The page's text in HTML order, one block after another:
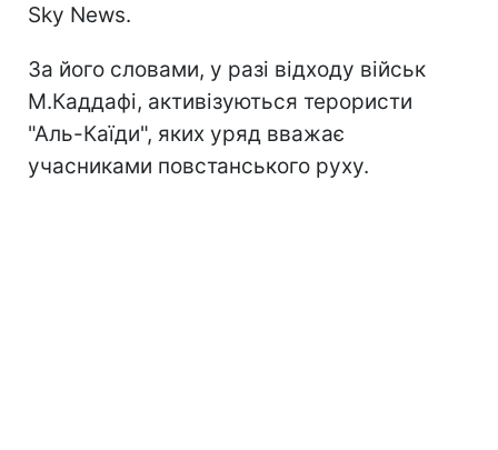
Sky News.
За його словами, у разі відходу військ
М.Каддафі, активізуються терористи
"Аль-Каїди", яких уряд вважає
учасниками повстанського руху.